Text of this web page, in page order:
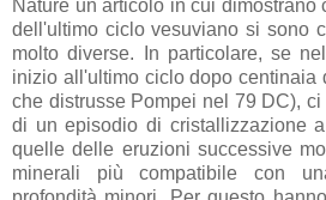
Nature un articolo in cui
dell'ultimo ciclo vesuviano si sono
molto diverse. In particolare, se
inizio all'ultimo ciclo dopo centinaia
che distrusse Pompei nel 79 DC),
di un episodio di cristallizzazione
quelle delle eruzioni successive
minerali più compatibile con